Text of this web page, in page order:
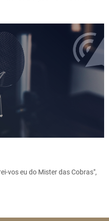
vos eu do Mister das Cobras",